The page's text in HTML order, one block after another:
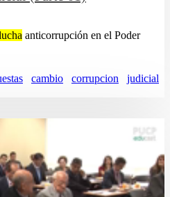
anticorrupción en el Poder
cambio corrupcion judicial